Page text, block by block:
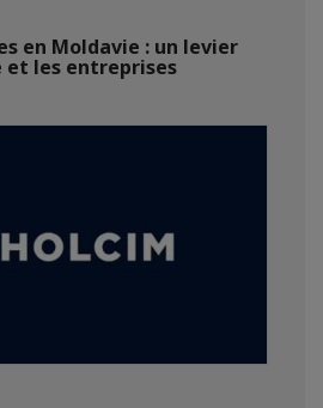
en Moldavie : un levier
et les entreprises